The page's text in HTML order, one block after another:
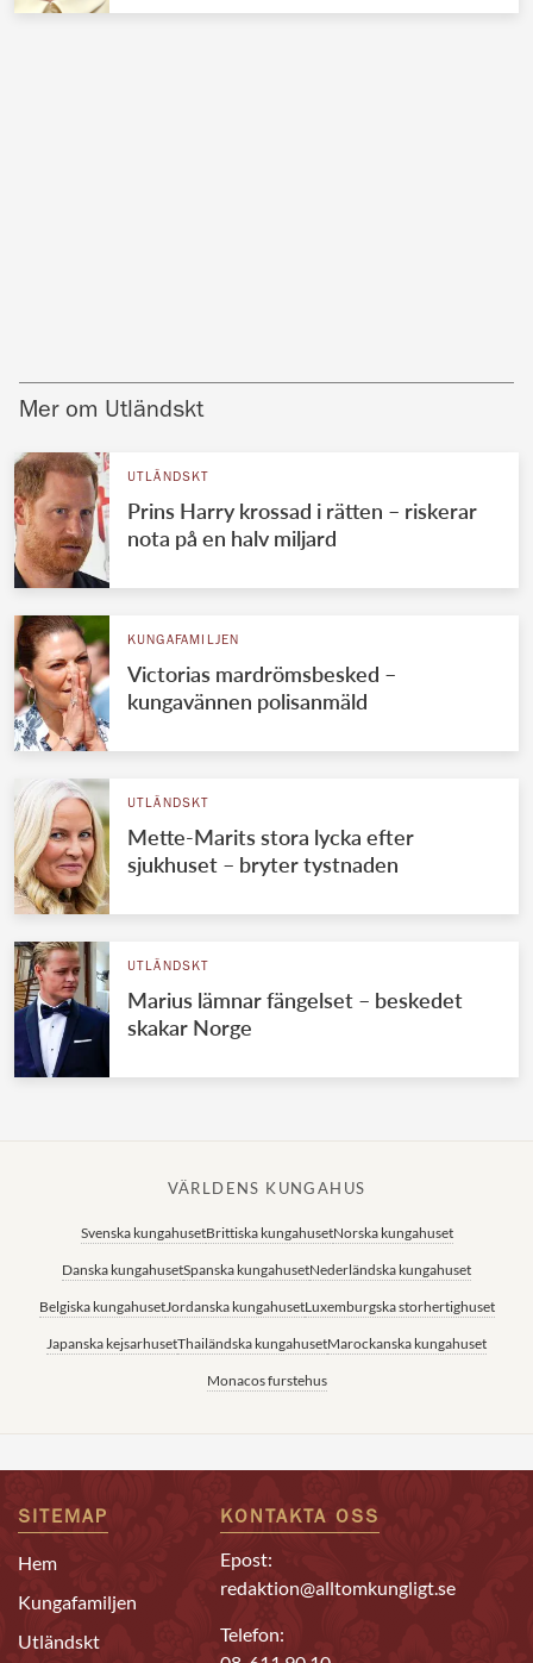
Mer om Utländskt
UTLÄNDSKT
Prins Harry krossad i rätten – riskerar
nota på en halv miljard
KUNGAFAMILJEN
Victorias mardrömsbesked –
kungavännen polisanmäld
UTLÄNDSKT
Mette-Marits stora lycka efter
sjukhuset – bryter tystnaden
UTLÄNDSKT
Marius lämnar fängelset – beskedet
skakar Norge
VÄRLDENS KUNGAHUS
Svenska kungahusetBrittiska kungahusetNorska kungahuset
Danska kungahusetSpanska kungahusetNederländska kungahuset
Belgiska kungahusetJordanska kungahusetLuxemburgska storhertighuset
Japanska kejsarhusetThailändska kungahusetMarockanska kungahuset
Monacos furstehus
SITEMAP
Hem
Kungafamiljen
Utländskt
KONTAKTA OSS
Epost:
redaktion@alltomkungligt.se
Telefon: